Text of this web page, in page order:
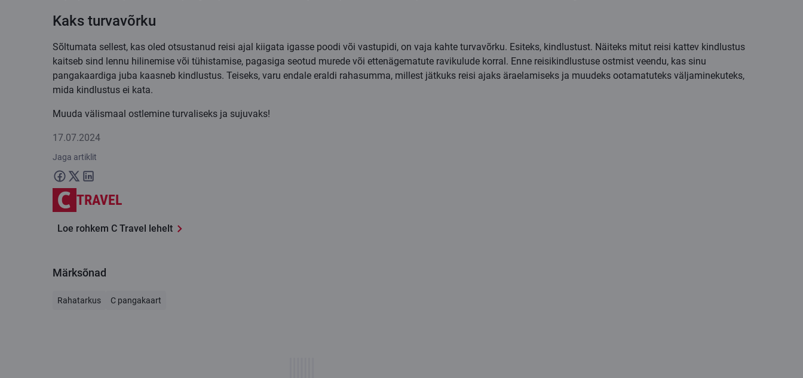
Kaks turvavõrku
Sõltumata sellest, kas oled otsustanud reisi ajal kiigata igasse poodi või vastupidi, on vaja kahte turvavõrku. Esiteks, kindlustust. Näiteks mitut reisi kattev kindlustus
kaitseb sind lennu hilinemise või tühistamise, pagasiga seotud murede või ettenägematute ravikulude korral. Enne reisikindlustuse ostmist veendu, kas sinu
pangakaardiga juba kaasneb kindlustus. Teiseks, varu endale eraldi rahasumma, millest jätkuks reisi ajaks äraelamiseks ja muudeks ootamatuteks väljaminekuteks,
mida kindlustus ei kata.
Muuda välismaal ostlemine turvaliseks ja sujuvaks!
17.07.2024
TRAVEL
Loe rohkem C Travel lehelt
Jaga artiklit
Märksõnad
Rahatarkus C pangakaart